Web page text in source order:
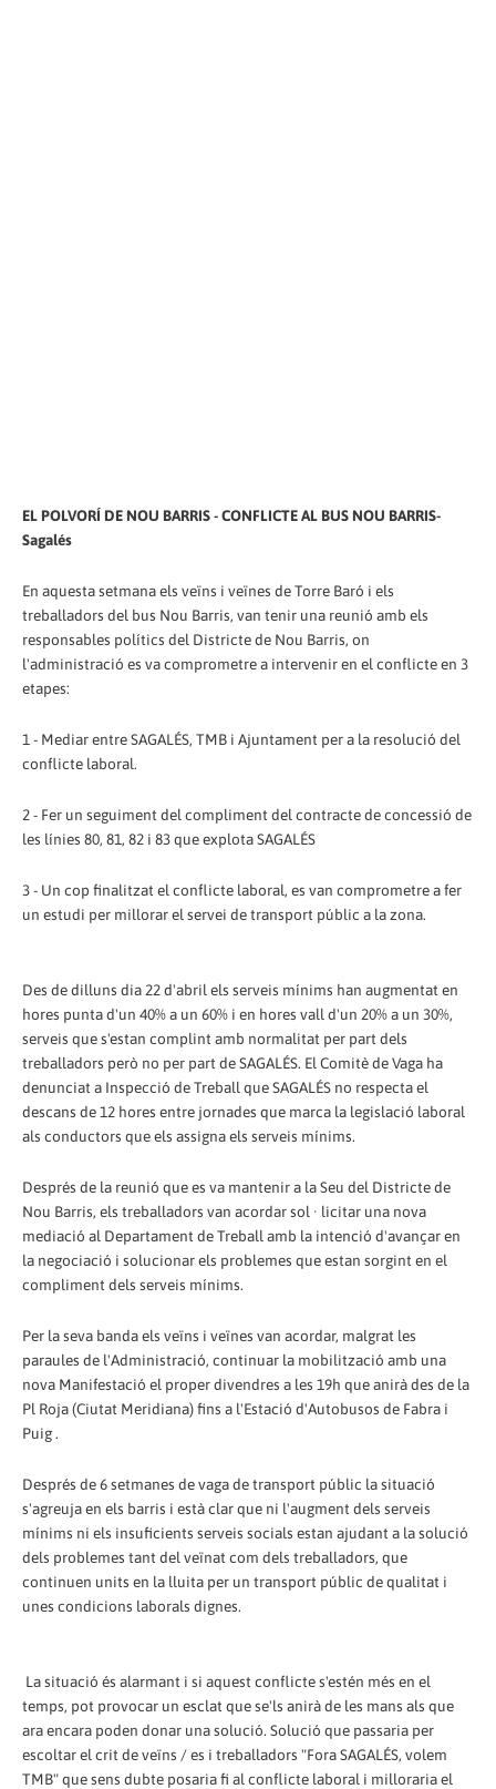
EL POLVORÍ DE NOU BARRIS - CONFLICTE AL BUS NOU BARRIS-
Sagalés
En aquesta setmana els veïns i veïnes de Torre Baró i els
treballadors del bus Nou Barris, van tenir una reunió amb els
responsables polítics del Districte de Nou Barris, on
l'administració es va comprometre a intervenir en el conflicte en 3
etapes:
1 - Mediar entre SAGALÉS, TMB i Ajuntament per a la resolució del
conflicte laboral.
2 - Fer un seguiment del compliment del contracte de concessió de
les línies 80, 81, 82 i 83 que explota SAGALÉS
3 - Un cop finalitzat el conflicte laboral, es van comprometre a fer
un estudi per millorar el servei de transport públic a la zona.
Des de dilluns dia 22 d'abril els serveis mínims han augmentat en
hores punta d'un 40% a un 60% i en hores vall d'un 20% a un 30%,
serveis que s'estan complint amb normalitat per part dels
treballadors però no per part de SAGALÉS. El Comitè de Vaga ha
denunciat a Inspecció de Treball que SAGALÉS no respecta el
descans de 12 hores entre jornades que marca la legislació laboral
als conductors que els assigna els serveis mínims.
Després de la reunió que es va mantenir a la Seu del Districte de
Nou Barris, els treballadors van acordar sol · licitar una nova
mediació al Departament de Treball amb la intenció d'avançar en
la negociació i solucionar els problemes que estan sorgint en el
compliment dels serveis mínims.
Per la seva banda els veïns i veïnes van acordar, malgrat les
paraules de l'Administració, continuar la mobilització amb una
nova Manifestació el proper divendres a les 19h que anirà des de la
Pl Roja (Ciutat Meridiana) fins a l'Estació d'Autobusos de Fabra i
Puig .
Després de 6 setmanes de vaga de transport públic la situació
s'agreuja en els barris i està clar que ni l'augment dels serveis
mínims ni els insuficients serveis socials estan ajudant a la solució
dels problemes tant del veïnat com dels treballadors, que
continuen units en la lluita per un transport públic de qualitat i
unes condicions laborals dignes.
La situació és alarmant i si aquest conflicte s'estén més en el
temps, pot provocar un esclat que se'ls anirà de les mans als que
ara encara poden donar una solució. Solució que passaria per
escoltar el crit de veïns / es i treballadors "Fora SAGALÉS, volem
TMB" que sens dubte posaria fi al conflicte laboral i milloraria el